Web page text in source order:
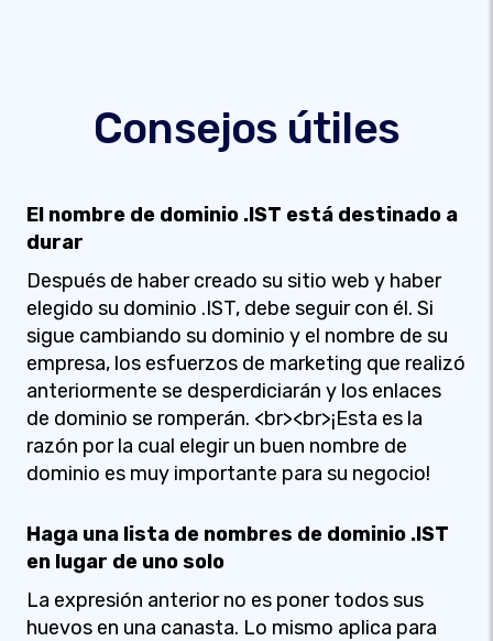
Consejos útiles
El nombre de dominio .IST está destinado a
durar
Después de haber creado su sitio web y haber
elegido su dominio .IST, debe seguir con él. Si
sigue cambiando su dominio y el nombre de su
empresa, los esfuerzos de marketing que realizó
anteriormente se desperdiciarán y los enlaces
de dominio se romperán. <br><br>¡Esta es la
razón por la cual elegir un buen nombre de
dominio es muy importante para su negocio!
Haga una lista de nombres de dominio .IST
en lugar de uno solo
La expresión anterior no es poner todos sus
huevos en una canasta. Lo mismo aplica para